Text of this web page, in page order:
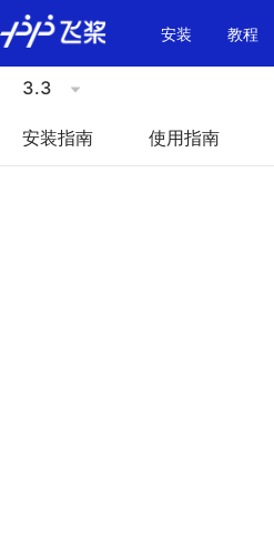
\u200E
安装
教程
3.3
安装指南 使用指南